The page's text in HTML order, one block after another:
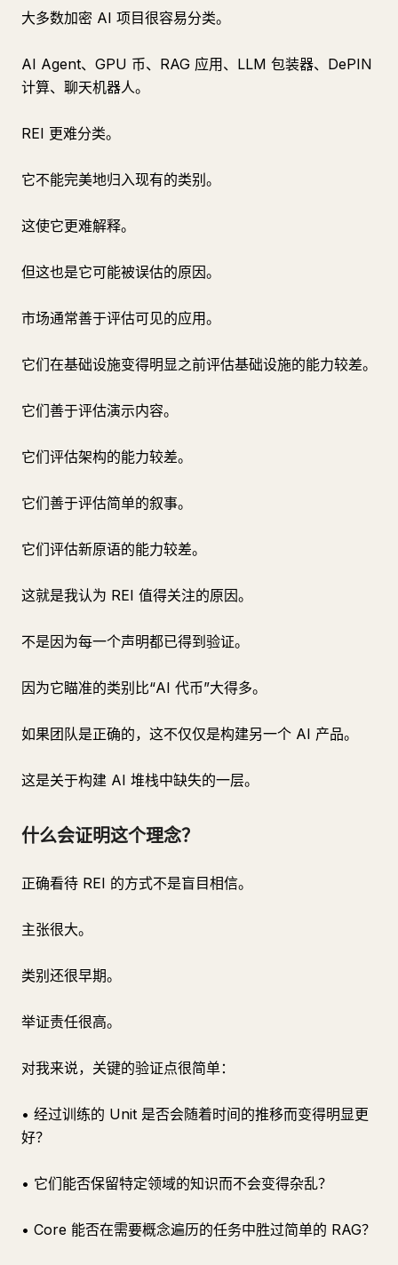
大多数加密 AI 项目很容易分类。
AI Agent、GPU 币、RAG 应用、LLM 包装器、DePIN
计算、聊天机器人。
REI 更难分类。
它不能完美地归入现有的类别。
这使它更难解释。
但这也是它可能被误估的原因。
市场通常善于评估可见的应用。
它们在基础设施变得明显之前评估基础设施的能力较差。
它们善于评估演示内容。
它们评估架构的能力较差。
它们善于评估简单的叙事。
它们评估新原语的能力较差。
这就是我认为 REI 值得关注的原因。
不是因为每一个声明都已得到验证。
因为它瞄准的类别比“AI 代币”大得多。
如果团队是正确的，这不仅仅是构建另一个 AI 产品。
这是关于构建 AI 堆栈中缺失的一层。
什么会证明这个理念？
正确看待 REI 的方式不是盲目相信。
主张很大。
类别还很早期。
举证责任很高。
对我来说，关键的验证点很简单：
• 经过训练的 Unit 是否会随着时间的推移而变得明显更
好？
• 它们能否保留特定领域的知识而不会变得杂乱？
• Core 能否在需要概念遍历的任务中胜过简单的 RAG？